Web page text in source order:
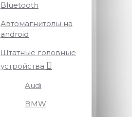
Bluetooth
Автомагнитолы на
android
Штатные головные
устройства
Audi
BMW